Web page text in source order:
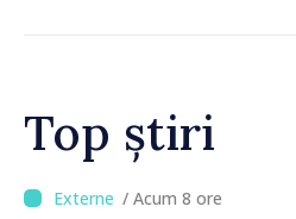
Top știri
/ Acum 4 ore